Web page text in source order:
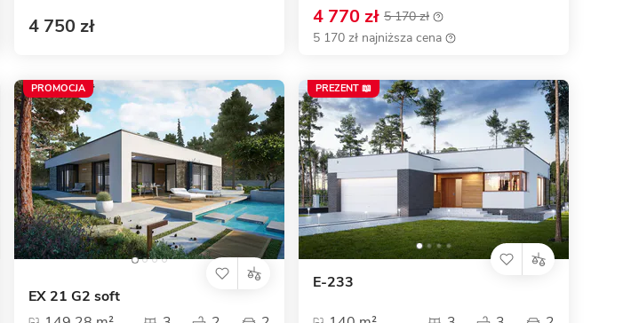
4 750 zł 4 770 zł 5 170 zł
5 170 zł najniższa cena
EX 21 G2 soft
PROMOCJA
E-233
PREZENT 📖